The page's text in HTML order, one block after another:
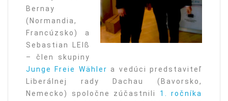
Bernay
(Normandia,
Francúzsko) a
Sebastian LEIß
– člen skupiny
Junge Freie Wähler a vedúci predstaviteľ
Liberálnej rady Dachau (Bavorsko,
Nemecko) spoločne zúčastnili 1. ročníka